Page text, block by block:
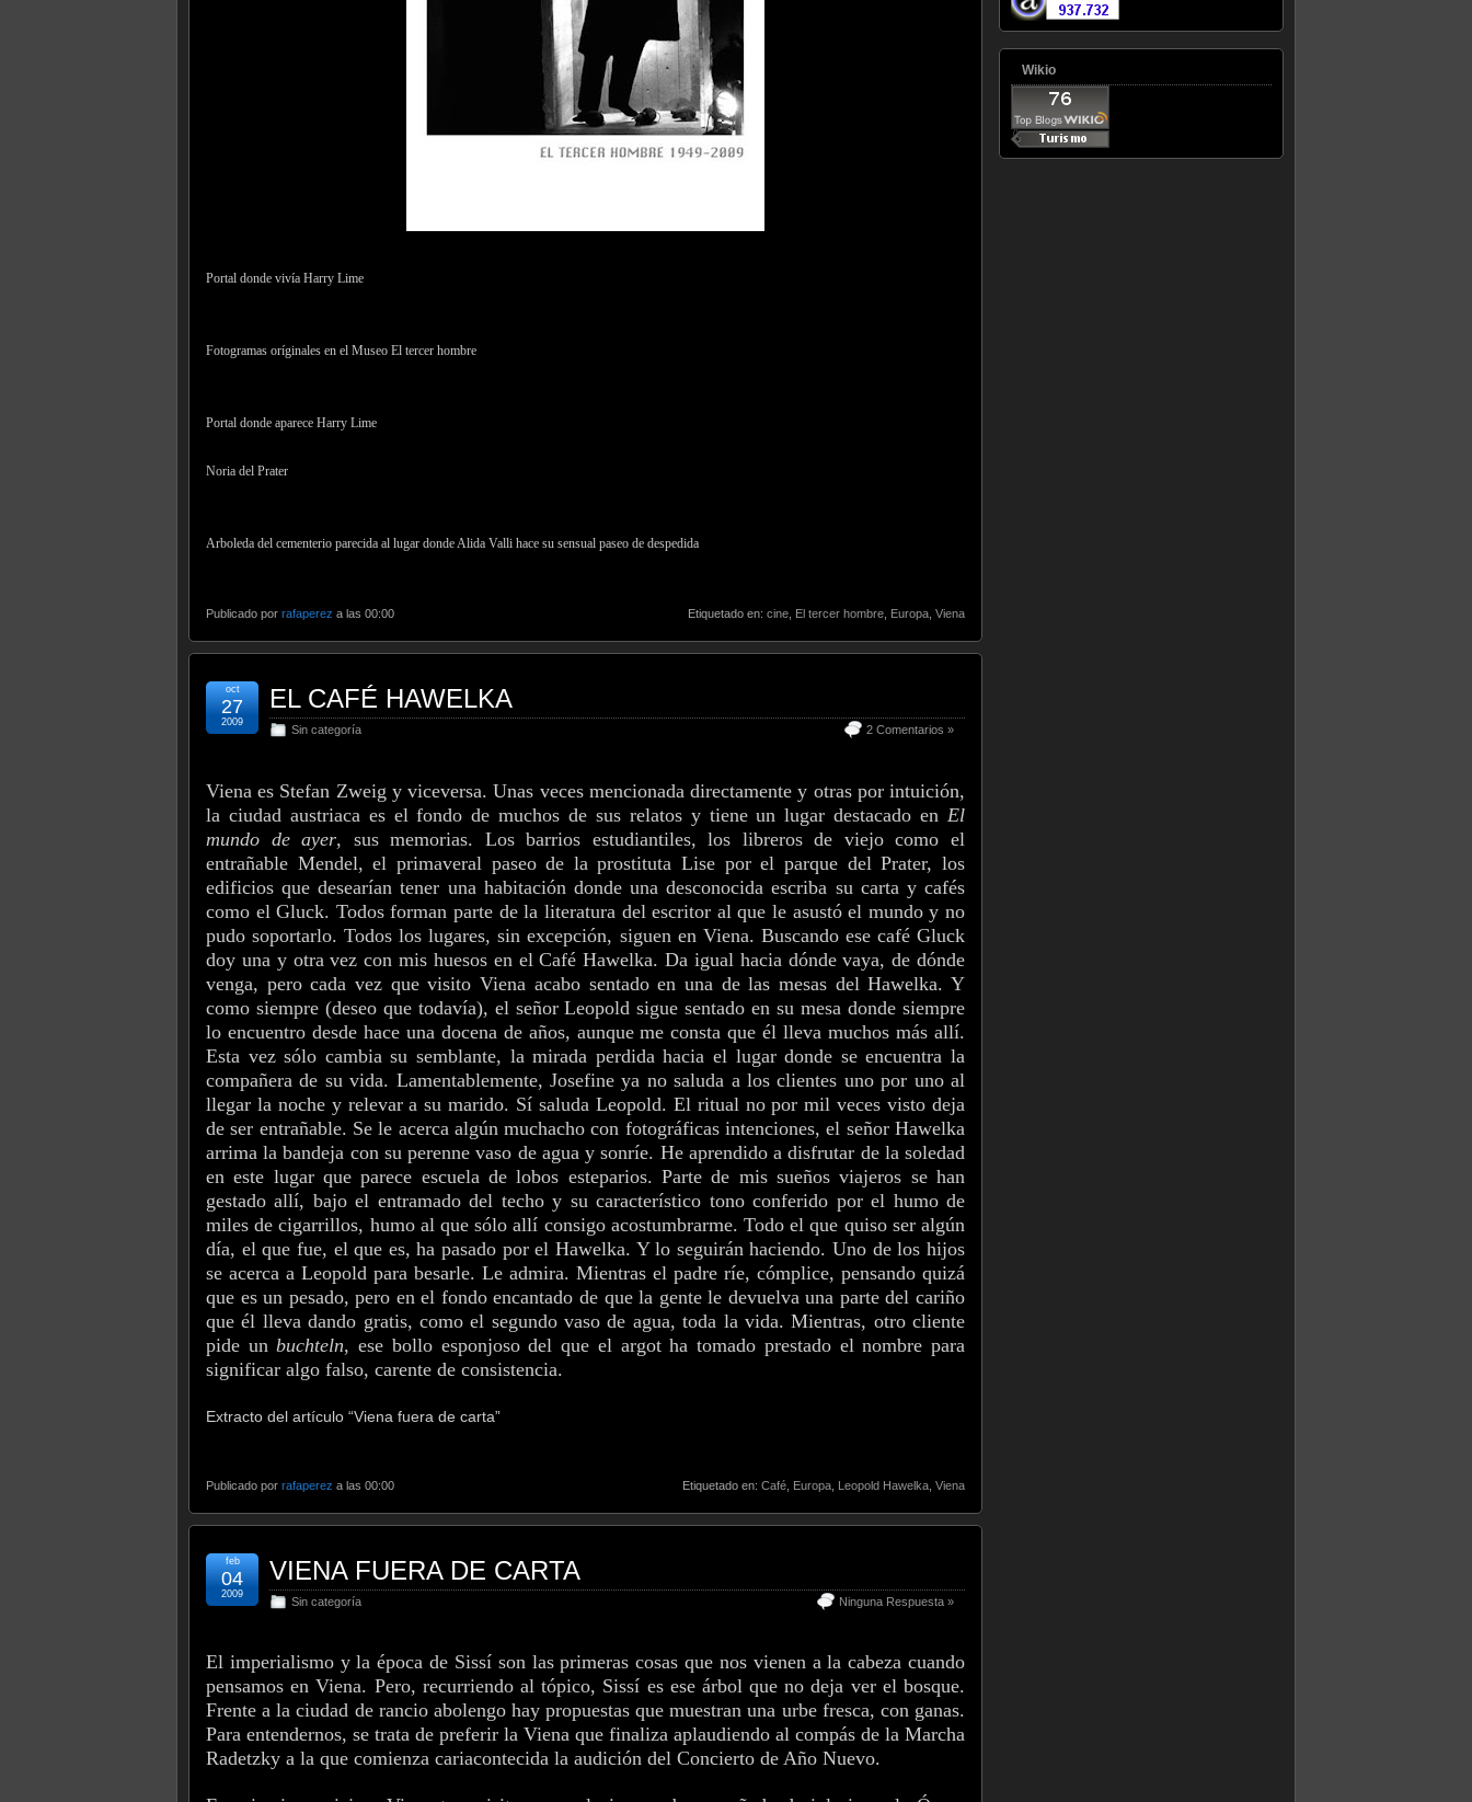
Portal donde vivía Harry Lime
Fotogramas oríginales en el Museo El tercer hombre
Portal donde aparece Harry Lime
Noria del Prater
Arboleda del cementerio parecida al lugar donde Alida Valli hace su sensual paseo de despedida
Publicado por rafaperez a las 00:00 Etiquetado en: cine El tercer hombre Europa Viena
EL CAFÉ HAWELKA
Sin categoría 2 Comentarios »
oct
27
2009
Viena es Stefan Zweig y viceversa. Unas veces mencionada directamente y otras por intuición,
la ciudad austriaca es el fondo de muchos de sus relatos y tiene un lugar destacado en El
mundo de ayer, sus memorias. Los barrios estudiantiles, los libreros de viejo como el
entrañable Mendel, el primaveral paseo de la prostituta Lise por el parque del Prater, los
edificios que desearían tener una habitación donde una desconocida escriba su carta y cafés
como el Gluck. Todos forman parte de la literatura del escritor al que le asustó el mundo y no
pudo soportarlo. Todos los lugares, sin excepción, siguen en Viena. Buscando ese café Gluck
doy una y otra vez con mis huesos en el Café Hawelka. Da igual hacia dónde vaya, de dónde
venga, pero cada vez que visito Viena acabo sentado en una de las mesas del Hawelka. Y
como siempre (deseo que todavía), el señor Leopold sigue sentado en su mesa donde siempre
lo encuentro desde hace una docena de años, aunque me consta que él lleva muchos más allí.
Esta vez sólo cambia su semblante, la mirada perdida hacia el lugar donde se encuentra la
compañera de su vida. Lamentablemente, Josefine ya no saluda a los clientes uno por uno al
llegar la noche y relevar a su marido. Sí saluda Leopold. El ritual no por mil veces visto deja
de ser entrañable. Se le acerca algún muchacho con fotográficas intenciones, el señor Hawelka
arrima la bandeja con su perenne vaso de agua y sonríe. He aprendido a disfrutar de la soledad
en este lugar que parece escuela de lobos esteparios. Parte de mis sueños viajeros se han
gestado allí, bajo el entramado del techo y su característico tono conferido por el humo de
miles de cigarrillos, humo al que sólo allí consigo acostumbrarme. Todo el que quiso ser algún
día, el que fue, el que es, ha pasado por el Hawelka. Y lo seguirán haciendo. Uno de los hijos
se acerca a Leopold para besarle. Le admira. Mientras el padre ríe, cómplice, pensando quizá
que es un pesado, pero en el fondo encantado de que la gente le devuelva una parte del cariño
que él lleva dando gratis, como el segundo vaso de agua, toda la vida. Mientras, otro cliente
pide unbuchteln, ese bollo esponjoso del que el argot ha tomado prestado el nombre para
significar algo falso, carente de consistencia.
Extracto del artículo “Viena fuera de carta”
Publicado por rafaperez a las 00:00 Etiquetado en: Café Europa Leopold Hawelka Viena
VIENA FUERA DE CARTA
Sin categoría Ninguna Respuesta »
feb
04
2009
El imperialismo y la época de Sissí son las primeras cosas que nos vienen a la cabeza cuando
pensamos en Viena. Pero, recurriendo al tópico, Sissí es ese árbol que no deja ver el bosque.
Frente a la ciudad de rancio abolengo hay propuestas que muestran una urbe fresca, con ganas.
Para entendernos, se trata de preferir la Viena que finaliza aplaudiendo al compás de la Marcha
Radetzky a la que comienza cariacontecida la audición del Concierto de Año Nuevo.
Wikio